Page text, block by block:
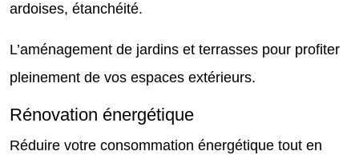
ardoises, étanchéité.
L’aménagement de jardins et terrasses pour profiter
pleinement de vos espaces extérieurs.
Rénovation énergétique
Réduire votre consommation énergétique tout en